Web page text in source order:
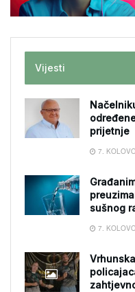
Vijesti
prijetnje
7.
sušnog
7.